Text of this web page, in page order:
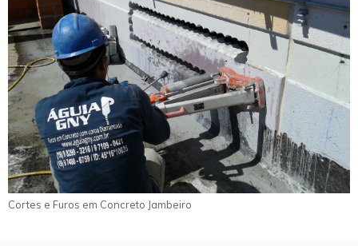
Cortes e Furos em Concreto Jambeiro